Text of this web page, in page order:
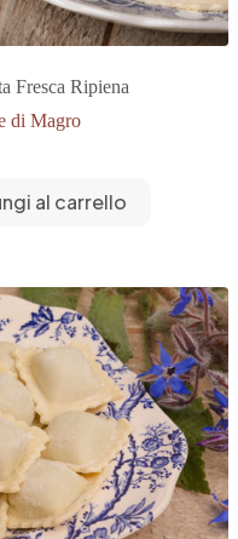
Fresca Ripiena
di Magro
al carrello